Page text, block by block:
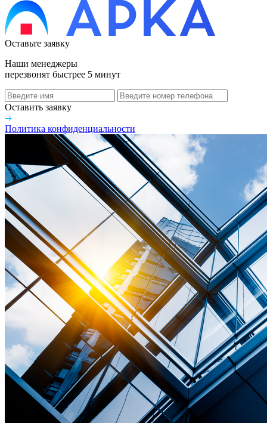
Оставьте заявку
Наши менеджеры
перезвонят быстрее 5 минут
Оставить заявку
Политика конфиденциальности